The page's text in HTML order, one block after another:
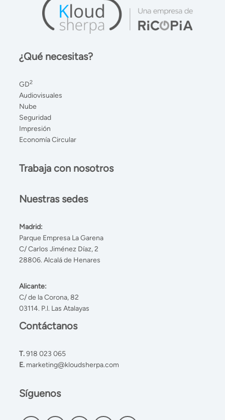
¿Qué necesitas?
GD2
Audiovisuales
Nube
Seguridad
Impresión
Economía Circular
Trabaja con nosotros
Nuestras sedes
Madrid:
Parque Empresa La Garena
C/ Carlos Jiménez Díaz, 2
28806. Alcalá de Henares
Alicante:
C/ de la Corona, 82
03114. P.l. Las Atalayas
Contáctanos
T.918 023 065
E. marketing@kloudsherpa.com
Síguenos